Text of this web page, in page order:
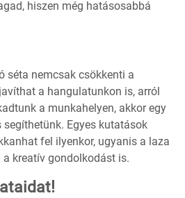
hiszen még hatásosabbá
séta nemcsak csökkenti a
a hangulatunkon is, arról
a munkahelyen, akkor egy
Egyes kutatások
fel ilyenkor, ugyanis a laza
kreatív gondolkodást is.